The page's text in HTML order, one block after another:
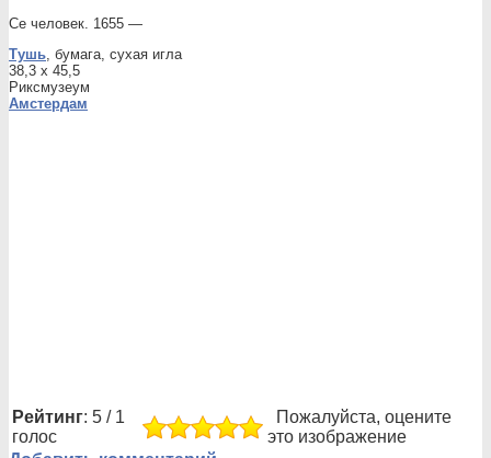
Се человек. 1655 —
Тушь, бумага, сухая игла
38,3 x 45,5
Риксмузеум
Амстердам
Рейтинг: 5 / 1
голос
Пожалуйста, оцените
это изображение